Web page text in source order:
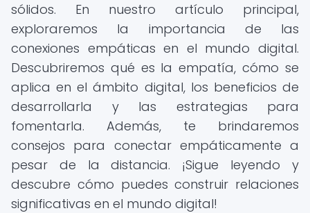
sólidos. En nuestro artículo principal,
exploraremos la importancia de las
conexiones empáticas en el mundo digital.
Descubriremos qué es la empatía, cómo se
aplica en el ámbito digital, los beneficios de
desarrollarla y las estrategias para
fomentarla. Además, te brindaremos
consejos para conectar empáticamente a
pesar de la distancia. ¡Sigue leyendo y
descubre cómo puedes construir relaciones
significativas en el mundo digital!